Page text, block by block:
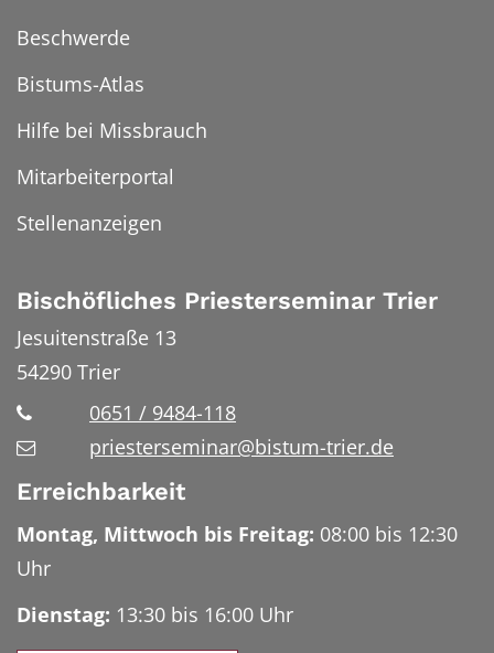
Beschwerde
Bistums-Atlas
Hilfe bei Missbrauch
Mitarbeiterportal
Stellenanzeigen
Bischöfliches Priesterseminar Trier
Jesuitenstraße 13
54290 Trier
0651 / 9484-118
priesterseminar@bistum-trier.de
Erreichbarkeit
Montag, Mittwoch bis Freitag: 08:00 bis 12:30
Uhr
Dienstag: 13:30 bis 16:00 Uhr